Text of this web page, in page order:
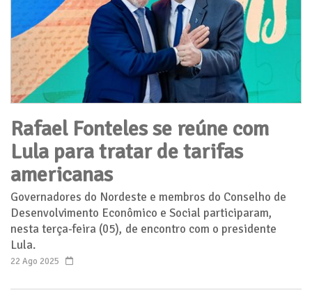
Rafael Fonteles se reúne com
Lula para tratar de tarifas
americanas
Governadores do Nordeste e membros do Conselho de
Desenvolvimento Econômico e Social participaram,
nesta terça-feira (05), de encontro com o presidente
Lula.
22 Ago 2025